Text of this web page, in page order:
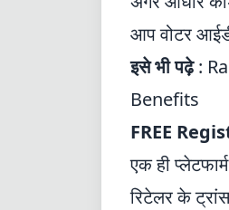
आप वोटर
इसे भी पढ़े:
Benefits
FREE
एक ही
रिटेलर के